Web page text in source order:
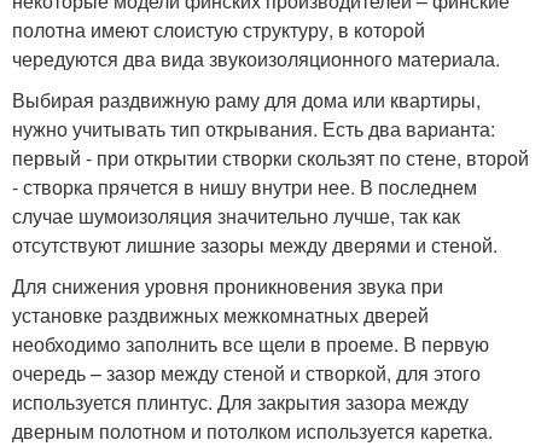
полотна имеют слоистую структуру, в которой
чередуются два вида звукоизоляционного материала.
Выбирая раздвижную раму для дома или квартиры,
нужно учитывать тип открывания. Есть два варианта:
первый - при открытии створки скользят по стене, второй
- створка прячется в нишу внутри нее. В последнем
случае шумоизоляция значительно лучше, так как
отсутствуют лишние зазоры между дверями и стеной.
Для снижения уровня проникновения звука при
установке раздвижных межкомнатных дверей
необходимо заполнить все щели в проеме. В первую
очередь – зазор между стеной и створкой, для этого
используется плинтус. Для закрытия зазора между
дверным полотном и потолком используется каретка.